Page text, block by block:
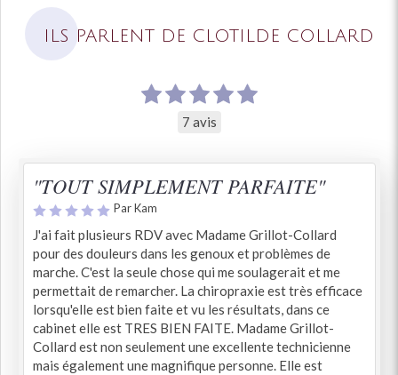
ILS PARLENT DE CLOTILDE COLLARD
7 avis
"TOUT SIMPLEMENT PARFAITE"
Par Kam
J'ai fait plusieurs RDV avec Madame Grillot-Collard
pour des douleurs dans les genoux et problèmes de
marche. C'est la seule chose qui me soulagerait et me
permettait de remarcher. La chiropraxie est très efficace
lorsqu'elle est bien faite et vu les résultats, dans ce
cabinet elle est TRES BIEN FAITE. Madame Grillot-
Collard est non seulement une excellente technicienne
mais également une magnifique personne. Elle est